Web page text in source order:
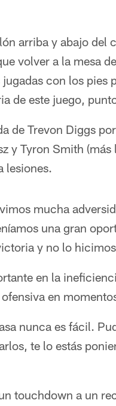
arriba y abajo del
volver a la mesa
con los pies
de este juego,
de Trevon Diggs
y Tyron Smith
lesiones.
mucha
una gran
y no lo
en la
en
nunca es fácil.
te lo estás
touchdown a un